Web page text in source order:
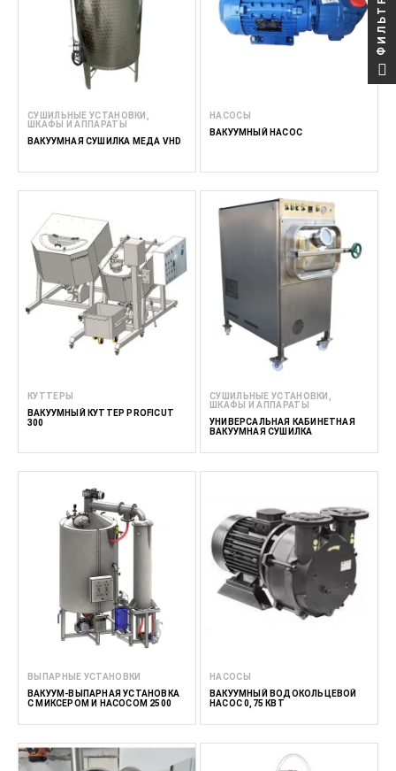
СУШИЛЬНЫЕ УСТАНОВКИ,
ШКАФЫ И АППАРАТЫ
ВАКУУМНАЯ СУШИЛКА МЕДА VHD
НАСОСЫ
ВАКУУМНЫЙ НАСОС
КУТТЕРЫ
ВАКУУМНЫЙ КУТТЕР PROFICUT
300
СУШИЛЬНЫЕ УСТАНОВКИ,
ШКАФЫ И АППАРАТЫ
УНИВЕРСАЛЬНАЯ КАБИНЕТНАЯ
ВАКУУМНАЯ СУШИЛКА
ВЫПАРНЫЕ УСТАНОВКИ
ВАКУУМ-ВЫПАРНАЯ УСТАНОВКА
С МИКСЕРОМ И НАСОСОМ 2500
НАСОСЫ
ВАКУУМНЫЙ ВОДОКОЛЬЦЕВОЙ
НАСОС 0,75 КВТ
ФИЛЬТР